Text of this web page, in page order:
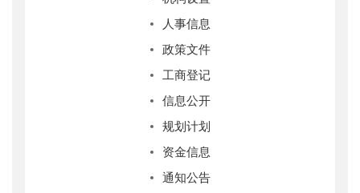
人事信息
政策文件
工商登记
信息公开
规划计划
资金信息
通知公告